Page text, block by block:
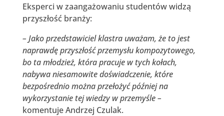
Eksperci w zaangażowaniu studentów widzą
przyszłość branży:
– Jako przedstawiciel klastra uważam, że to jest
naprawdę przyszłość przemysłu kompozytowego,
bo ta młodzież, która pracuje w tych kołach,
nabywa niesamowite doświadczenie, które
bezpośrednio można przełożyć później na
wykorzystanie tej wiedzy w przemyśle –
komentuje Andrzej Czulak.